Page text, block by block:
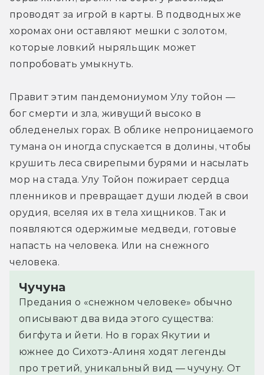
проводят за игрой в карты. В подводных же
хоромах они оставляют мешки с золотом,
которые ловкий ныряльщик может
попробовать умыкнуть.
Правит этим пандемониумом Улу тойон —
бог смерти и зла, живущий высоко в
обледенелых горах. В облике непроницаемого
тумана он иногда спускается в долины, чтобы
крушить леса свирепыми бурями и насылать
мор на стада. Улу Тойон пожирает сердца
пленников и превращает души людей в свои
орудия, вселяя их в тела хищников. Так и
появляются одержимые медведи, готовые
напасть на человека. Или на снежного
человека.
Чучуна
Предания о «снежном человеке» обычно
описывают два вида этого существа:
бигфута и йети. Но в горах Якутии и
южнее до Сихотэ-Алиня ходят легенды
про третий, уникальный вид — чучуну. От